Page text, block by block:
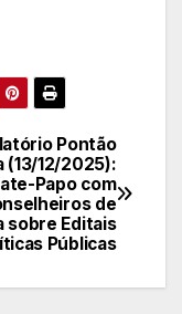
Pontão
(13/12/2025):
Papo com
de
sobre Editais
Públicas